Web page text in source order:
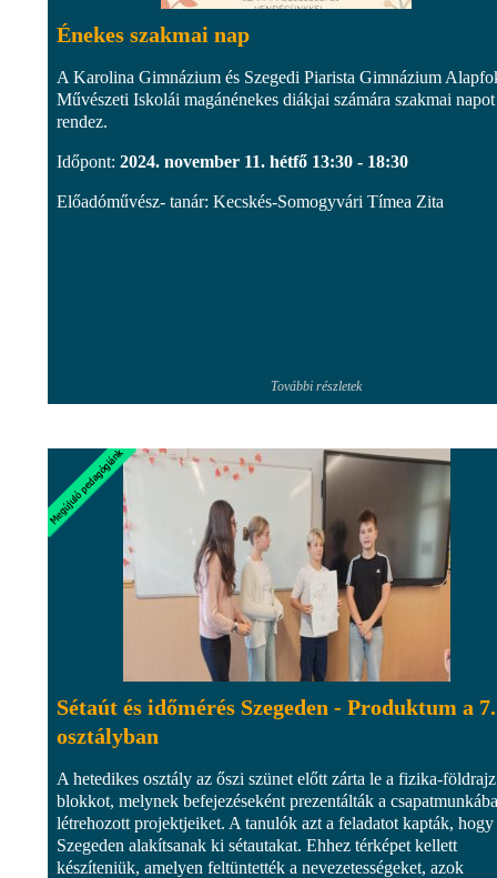
Énekes szakmai nap
A Karolina Gimnázium és Szegedi Piarista Gimnázium
Művészeti Iskolái magánénekes diákjai számára szakmai napot
rendez.
Időpont: 2024. november 11. hétfő 13:30 - 18:30
Előadóművész- tanár: Kecskés-Somogyvári Tímea Zita
További részletek
Sétaút és időmérés Szegeden - Produktum a
osztályban
A hetedikes osztály az őszi szünet előtt zárta le a fizika-földrajz
blokkot, melynek befejezéseként prezentálták a
létrehozott projektjeiket. A tanulók azt a feladatot kapták, hogy
Szegeden alakítsanak ki sétautakat. Ehhez térképet kellett
készíteniük, amelyen feltüntették a nevezetességeket, azok